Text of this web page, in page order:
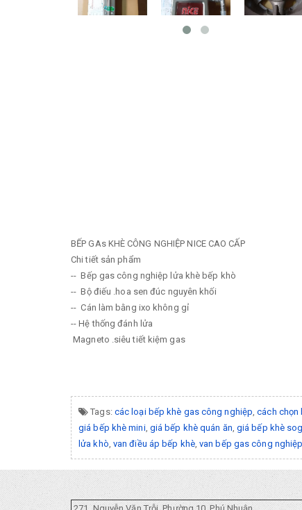
BẾP GAs KHÈ CÔNG NGHIỆP NICE CAO CẤP
Chi tiết sản phẩm
-- Bếp gas công nghiệp lửa khè bếp khò
-- Bộ điếu .hoa sen đúc nguyên khối
-- Cán làm bằng ixo không gỉ
-- Hệ thống đánh lửa
Magneto .siêu tiết kiệm gas
Tags: các loại bếp khè gas công nghiệp ,cách chọn
giá bếp khè mini, giá bếp khè quán ăn giá bếp khè
lửa khò van điều áp bếp khè,van bếp gas công nghiệp
271, Nguyễn Văn Trỗi, Phường 10, Phú Nhuận